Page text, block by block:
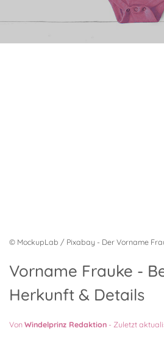
© MockupLab / Pixabay - Der Vorname
Vorname Frauke -
Herkunft & Details
VonWindelprinz Redaktion - Zuletzt